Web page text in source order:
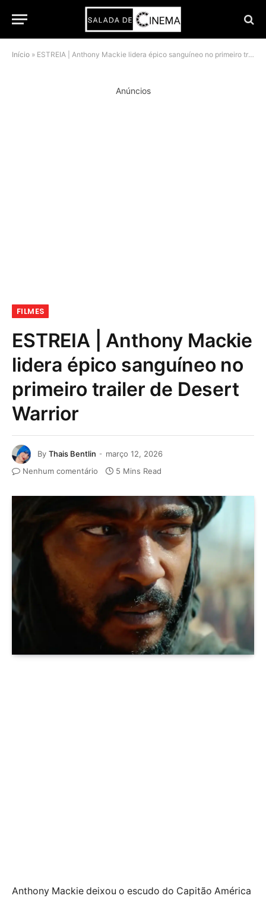
Início » ESTREIA | Anthony Mackie lidera épico sanguíneo no primeiro trailer de Desert Warrior
Anúncios
FILMES
ESTREIA | Anthony Mackie
lidera épico sanguíneo no
primeiro trailer de Desert
Warrior
By Thais Bentlin
março 12, 2026
Nenhum comentário
5 Mins Read
Anthony Mackie deixou o escudo do Capitão América